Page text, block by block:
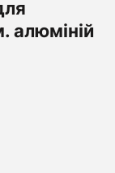
алюміній